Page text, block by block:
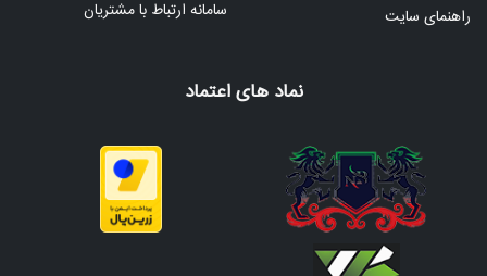
راهنمای سایت
سامانه ارتباط با مشتریان
نماد های اعتماد